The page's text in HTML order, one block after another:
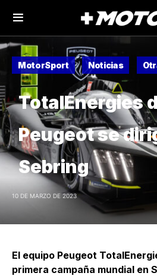
MotorSport Noticias
TotalEnergies
Peugeot se
Sebring
10 DE MARZO DE 2023
El equipo Peugeot
primera campaña mundial en